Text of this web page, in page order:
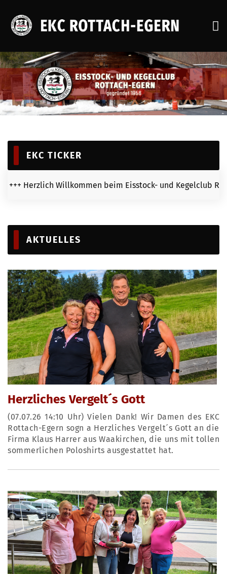
STARTSEITE
AKTUELLES
VEREIN
AKTIVITÄTEN
JUGEND
EKC TICKER
Willkommen beim Eisstock- und Kegelclub Rottach-
AKTUELLES
Herzliches Vergelt´s Gott
(07.07.26 14:10 Uhr) Vielen Dank! Wir Damen des EKC
Rottach-Egern sogn a Herzliches Vergelt´s Gott an die
Firma Klaus Harrer aus Waakirchen, die uns mit tollen
sommerlichen Poloshirts ausgestattet hat.